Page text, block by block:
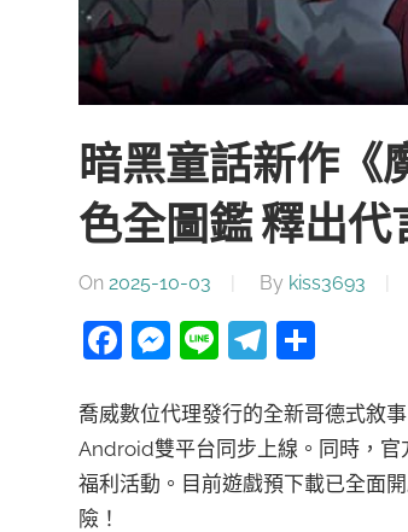
暗黑童話新作《
色全圖鑑 釋出代
On 2025-10-03 By kiss3693
Facebook
Messenger
Line 分
喬威數位代理發行的全新哥德式敘
Android雙平台同步上線。同時，官
福利活動。目前遊戲預下載已全面
險！